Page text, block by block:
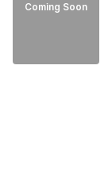
Coming Soon